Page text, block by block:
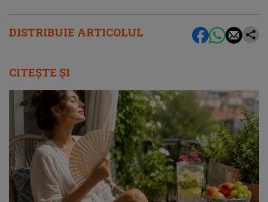
DISTRIBUIE ARTICOLUL
CITEȘTE ȘI